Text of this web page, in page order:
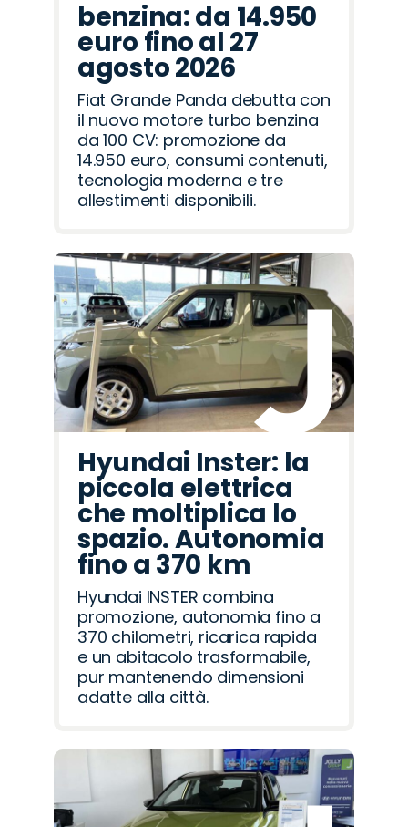
benzina: da 14.950
euro fino al 27
agosto 2026
Fiat Grande Panda debutta con
il nuovo motore turbo benzina
da 100 CV: promozione da
14.950 euro, consumi contenuti,
tecnologia moderna e tre
allestimenti disponibili.
Hyundai Inster: la
piccola elettrica
che moltiplica lo
spazio. Autonomia
fino a 370 km
Hyundai INSTER combina
promozione, autonomia fino a
370 chilometri, ricarica rapida
e un abitacolo trasformabile,
pur mantenendo dimensioni
adatte alla città.